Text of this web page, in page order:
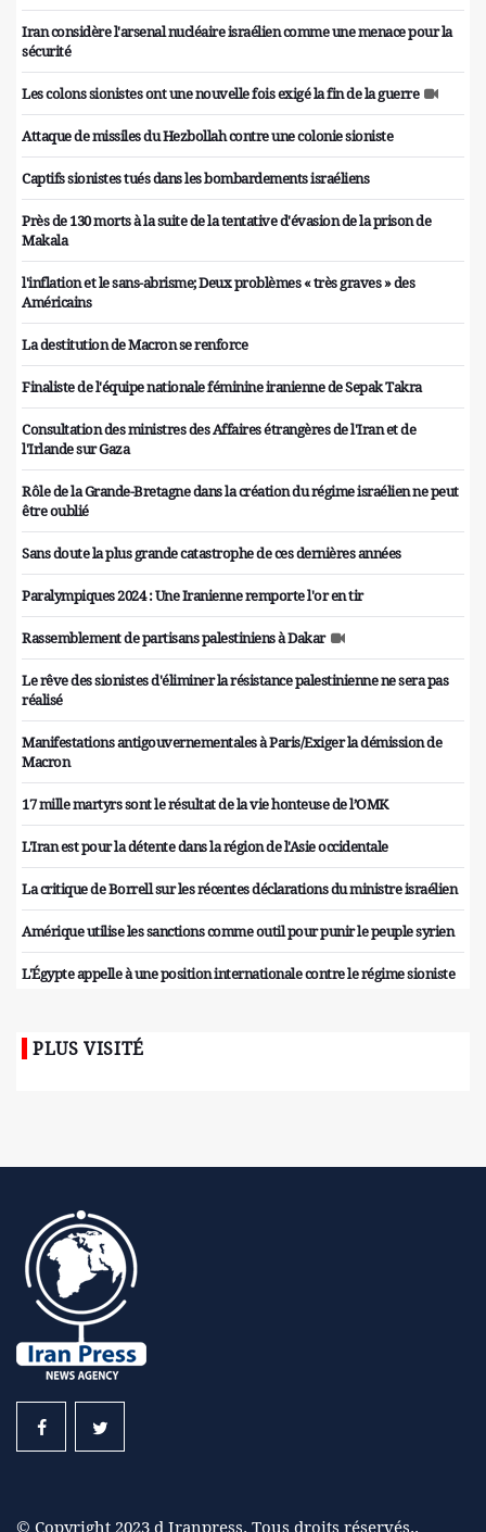
Iran considère l'arsenal nucléaire israélien comme une menace pour la
sécurité
Les colons sionistes ont une nouvelle fois exigé la fin de la guerre
Attaque de missiles du Hezbollah contre une colonie sioniste
Captifs sionistes tués dans les bombardements israéliens
Près de 130 morts à la suite de la tentative d'évasion de la prison de
Makala
l'inflation et le sans-abrisme; Deux problèmes « très graves » des
Américains
La destitution de Macron se renforce
Finaliste de l'équipe nationale féminine iranienne de Sepak Takra
Consultation des ministres des Affaires étrangères de l'Iran et de
l'Irlande sur Gaza
Rôle de la Grande-Bretagne dans la création du régime israélien ne peut
être oublié
Sans doute la plus grande catastrophe de ces dernières années
Paralympiques 2024 : Une Iranienne remporte l'or en tir
Rassemblement de partisans palestiniens à Dakar
Le rêve des sionistes d'éliminer la résistance palestinienne ne sera pas
réalisé
Manifestations antigouvernementales à Paris/Exiger la démission de
Macron
17 mille martyrs sont le résultat de la vie honteuse de l’OMK
L'Iran est pour la détente dans la région de l'Asie occidentale
La critique de Borrell sur les récentes déclarations du ministre israélien
Amérique utilise les sanctions comme outil pour punir le peuple syrien
L'Égypte appelle à une position internationale contre le régime sioniste
PLUS VISITÉ
© Copyright 2023 d Iranpress. Tous droits réservés..